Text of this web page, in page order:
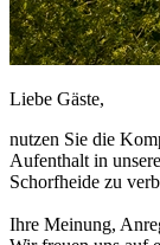
Liebe Gäste,
nutzen Sie die
Aufenthalt in
Schorfheide zu
Ihre Meinung,